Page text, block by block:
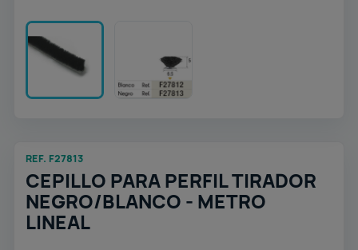
REF. F27813
CEPILLO PARA PERFIL TIRADOR
NEGRO/BLANCO - METRO
LINEAL